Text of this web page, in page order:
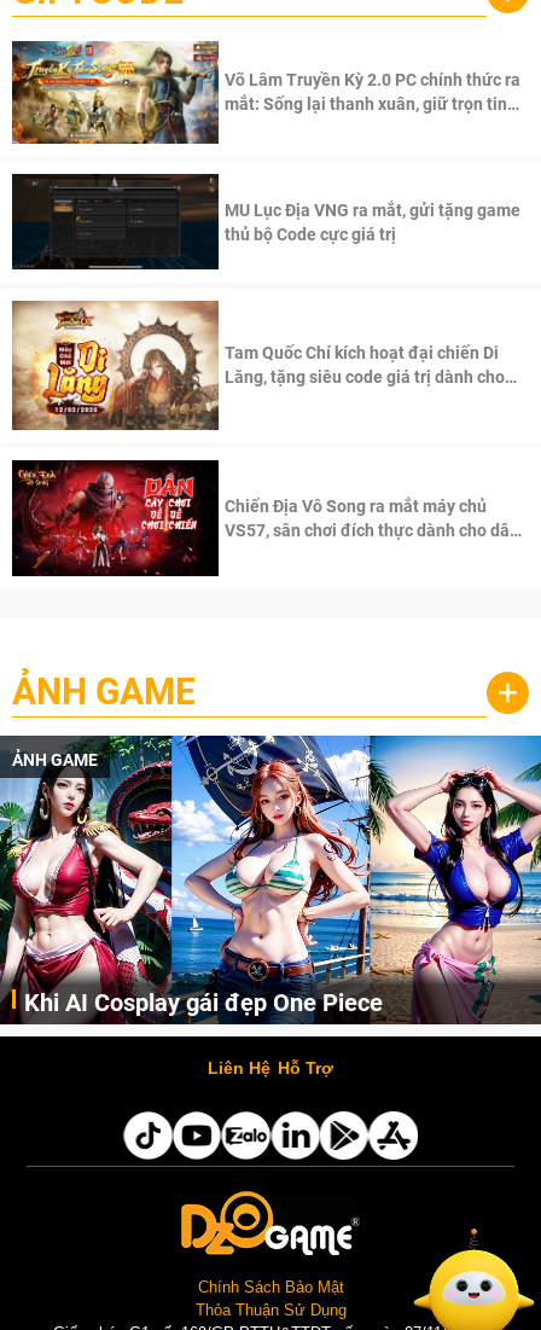
Võ Lâm Truyền Kỳ 2.0 PC chính thức ra
mắt: Sống lại thanh xuân, giữ trọn tinh
MU Lục Địa VNG ra mắt, gửi tặng game
thủ bộ Code cực giá trị
Tam Quốc Chí kích hoạt đại chiến Di
Lăng, tặng siêu code giá trị dành cho
Chiến Địa Vô Song ra mắt máy chủ
VS57, sân chơi đích thực dành cho dân
ẢNH GAME +
ẢNH GAME
Cosplay Xiangling siêu cute
Cùng thưởng thức những hình ảnh cosplay Xiangling trong Genshin Impact siêu dễ thương của người dùng Weibo "阿包也是兔娘"
Liên Hệ Hỗ Trợ
Chính Sách Bảo Mật
Thỏa Thuận Sử Dụng